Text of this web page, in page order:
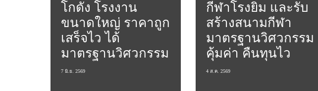
โกดัง โรงงาน
ขนาดใหญ่ ราคาถูก
เสร็จไว ได้
มาตรฐานวิศวกรรม
7 มิ.ย. 2569
กีฬาโรงยิม และรับ
สร้างสนามกีฬา
มาตรฐานวิศวกรรม
คุ้มค่า คืนทุนไว
4 ส.ค. 2569